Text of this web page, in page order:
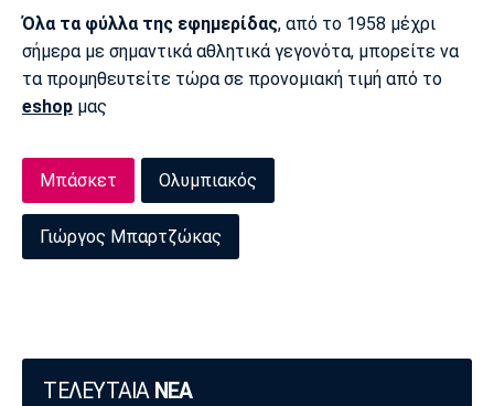
Όλα τα φύλλα της εφημερίδας, από το 1958 μέχρι
σήμερα με σημαντικά αθλητικά γεγονότα, μπορείτε να
τα προμηθευτείτε τώρα σε προνομιακή τιμή από το
eshop μας
Μπάσκετ Ολυμπιακός
Γιώργος Μπαρτζώκας
ΤΕΛΕΥΤΑΙΑ ΝΕΑ